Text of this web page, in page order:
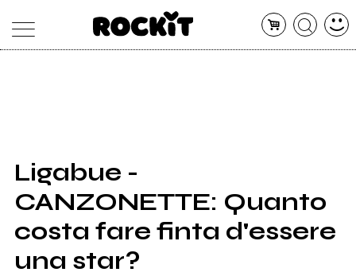
SHOP
RADIO
Ligabue -
CANZONETTE: Quanto
costa fare finta d'essere
una star?